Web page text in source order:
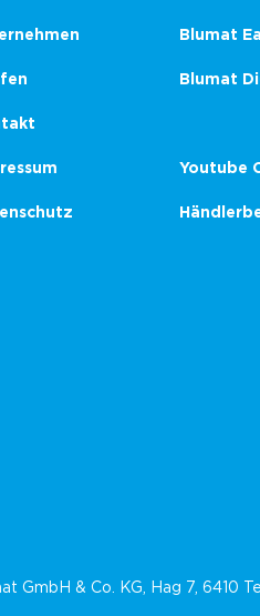
Blumat
Blumat
Youtube
GmbH & Co. KG, Hag 7, 6410